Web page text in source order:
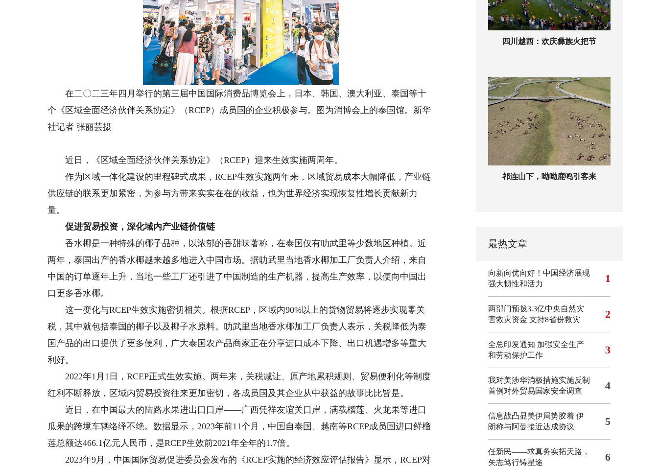
在二〇二三年四月举行的第三届中国国际消费品博览会上，日本、韩国、澳大利亚、泰国等十
个《区域全面经济伙伴关系协定》（RCEP）成员国的企业积极参与。图为消博会上的泰国馆。新华
社记者 张丽芸摄
近日，《区域全面经济伙伴关系协定》（RCEP）迎来生效实施两周年。
作为区域一体化建设的里程碑式成果，RCEP生效实施两年来，区域贸易成本大幅降低，产业链
供应链的联系更加紧密，为参与方带来实实在在的收益，也为世界经济实现恢复性增长贡献新力
量。
促进贸易投资，深化域内产业链价值链
香水椰是一种特殊的椰子品种，以浓郁的香甜味著称，在泰国仅有叻武里等少数地区种植。近
两年，泰国出产的香水椰越来越多地进入中国市场。据叻武里当地香水椰加工厂负责人介绍，来自
中国的订单逐年上升，当地一些工厂还引进了中国制造的生产机器，提高生产效率，以便向中国出
口更多香水椰。
这一变化与RCEP生效实施密切相关。根据RCEP，区域内90%以上的货物贸易将逐步实现零关
税，其中就包括泰国的椰子以及椰子水原料。叻武里当地香水椰加工厂负责人表示，关税降低为泰
国产品的出口提供了更多便利，广大泰国农产品商家正在分享进口成本下降、出口机遇增多等重大
利好。
2022年1月1日，RCEP正式生效实施。两年来，关税减让、原产地累积规则、贸易便利化等制度
红利不断释放，区域内贸易投资往来更加密切，各成员国及其企业从中获益的故事比比皆是。
近日，在中国最大的陆路水果进出口口岸——广西凭祥友谊关口岸，满载榴莲、火龙果等进口
瓜果的跨境车辆络绎不绝。数据显示，2023年前11个月，中国自泰国、越南等RCEP成员国进口鲜榴
莲总额达466.1亿元人民币，是RCEP生效前2021年全年的1.7倍。
2023年9月，中国国际贸易促进委员会发布的《RCEP实施的经济效应评估报告》显示，RCEP对
四川越西：欢庆彝族火把节
祁连山下，呦呦鹿鸣引客来
最热文章
向新向优向好！中国经济展现
强大韧性和活力
1
两部门预拨3.3亿中央自然灾
害救灾资金 支持8省份救灾
2
全总印发通知 加强安全生产
和劳动保护工作
3
我对美涉华消极措施实施反制
首例对外贸易国家安全调查
4
信息战凸显美伊局势胶着 伊
朗称与阿曼接近达成协议
5
任新民——求真务实拓天路，
矢志笃行铸星途
6